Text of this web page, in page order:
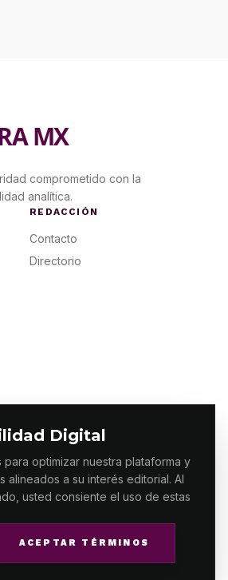
Digital
para optimizar nuestra plataforma y
alineados a su interés editorial. Al
usted consiente el uso de estas
ACEPTAR TÉRMINOS
MX
comprometido con la
analítica.
REDACCIÓN
Contacto
Directorio
MX. ALGUNOS DERECHOS
MAKING.MX